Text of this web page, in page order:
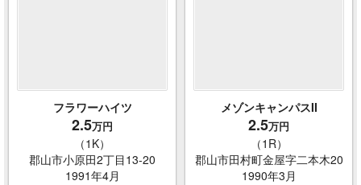
フラワーハイツ
2.5万円
（1K）
郡山市小原田2丁目13-20
1991年4月
メゾンキャンパスII
2.5万円
（1R）
郡山市田村町金屋字二本木20
1990年3月